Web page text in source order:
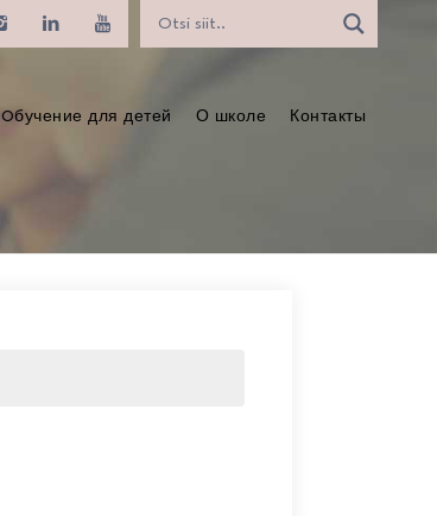
Oбучение для детей О школе Контакты